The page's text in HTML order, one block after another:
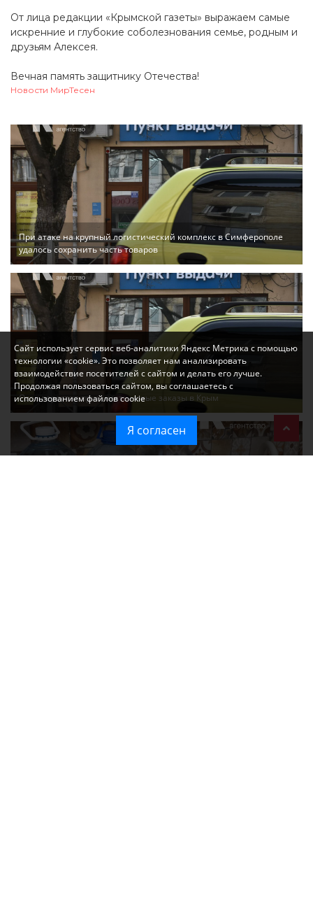
От лица редакции «Крымской газеты» выражаем самые
искренние и глубокие соболезнования семье, родным и
друзьям Алексея.
Вечная память защитнику Отечества!
Новости МирТесен
При атаке на крупный логистический комплекс в Симферополе
удалось сохранить часть товаров
Ozon перестал принимать новые заказы в Крым
Сайт использует сервис веб-аналитики Яндекс Метрика с помощью
технологии «cookie». Это позволяет нам анализировать
взаимодействие посетителей с сайтом и делать его лучше.
Продолжая пользоваться сайтом, вы соглашаетесь с
использованием файлов cookie
Я согласен